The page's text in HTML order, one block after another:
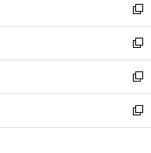
く
で
開
く
ド
ウ
で
開
く
ィ
ン
ド
ウ
で
開
く
い
ウ
ィ
ン
ド
ウ
で
開
新
し
い
ウ
ィ
ン
ド
ウ
新
し
い
ウ
ィ
ン
新
し
い
ウ
新
し